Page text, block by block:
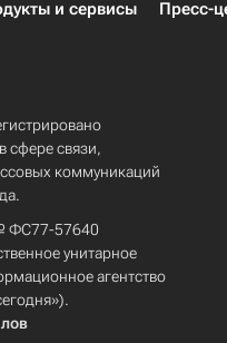
и сервисы Пресс-
сфере связи,
коммуникаций
ФС77-57640
унитарное
агентство